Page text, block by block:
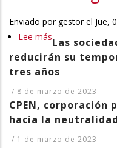
entre
la
pública
NASUVINSA
y
la
empresa
estudios
MELITON
Enviado por gestorel Jue,
Lee mássobre
10-
23/MOC-
Moción
por
que
Las
reducirán su
tres años
/ 8 de marzo de 2023
CPEN,
hacia la
/ 1 de marzo de 2023